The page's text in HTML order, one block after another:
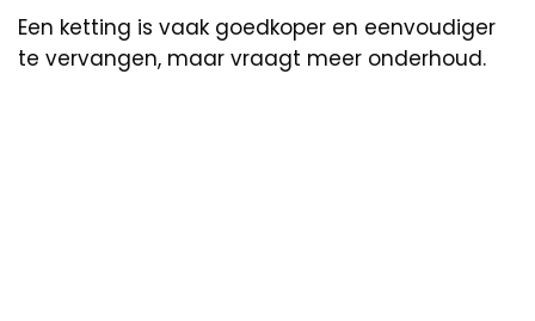
Een ketting is vaak goedkoper en eenvoudiger
te vervangen, maar vraagt meer onderhoud.